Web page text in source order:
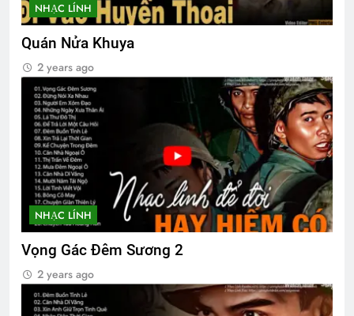
NHẠC LÍNH
Quán Nửa Khuya
2 years ago
NHẠC LÍNH
Vọng Gác Đêm Sương 2
2 years ago